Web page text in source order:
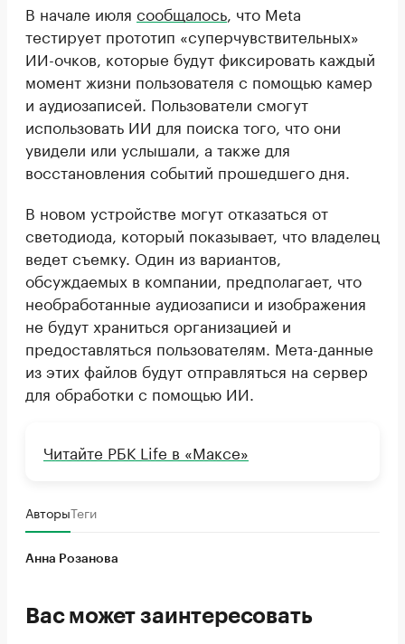
В начале июля сообщалось , что Meta
тестирует прототип «суперчувствительных»
ИИ-очков, которые будут фиксировать каждый
момент жизни пользователя с помощью камер
и аудиозаписей. Пользователи смогут
использовать ИИ для поиска того, что они
увидели или услышали, а также для
восстановления событий прошедшего дня.
В новом устройстве могут отказаться от
светодиода, который показывает, что владелец
ведет съемку. Один из вариантов,
обсуждаемых в компании, предполагает, что
необработанные аудиозаписи и изображения
не будут храниться организацией и
предоставляться пользователям. Мета-данные
из этих файлов будут отправляться на сервер
для обработки с помощью ИИ.
Читайте РБК Life в «Максе»
АвторыТеги
Анна Розанова
Вас может заинтересовать